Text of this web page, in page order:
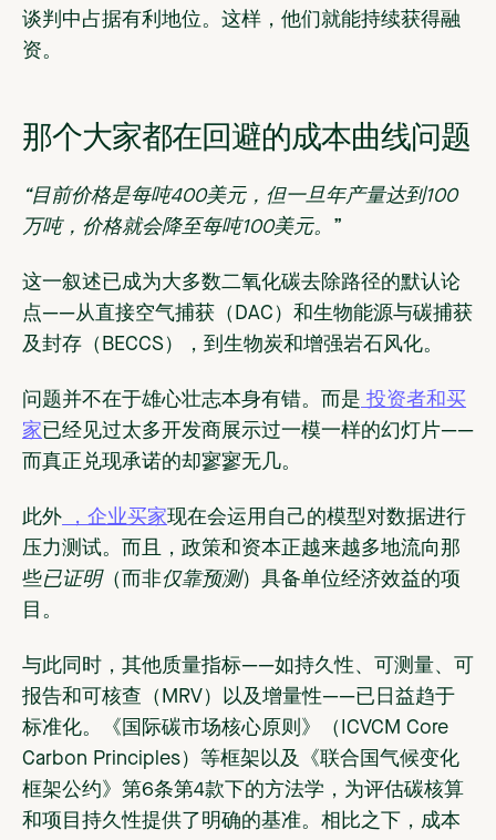
谈判中占据有利地位。这样，他们就能持续获得融
资。
那个大家都在回避的成本曲线问题
“目前价格是每吨400美元，但一旦年产量达到100
万吨，价格就会降至每吨100美元。 ”
这一叙述已成为大多数二氧化碳去除路径的默认论
点——从直接空气捕获（DAC）和生物能源与碳捕获
及封存（BECCS），到生物炭和增强岩石风化。
问题并不在于雄心壮志本身有错。而是 投资者和买
家已经见过太多开发商展示过一模一样的幻灯片——
而真正兑现承诺的却寥寥无几。
此外 ，企业买家现在会运用自己的模型对数据进行
压力测试。而且，政策和资本正越来越多地流向那
些已证明（而非仅靠预测）具备单位经济效益的项
目。
与此同时，其他质量指标——如持久性、可测量、可
报告和可核查（MRV）以及增量性——已日益趋于
标准化。《国际碳市场核心原则》（ICVCM Core
Carbon Principles）等框架以及《联合国气候变化
框架公约》第6条第4款下的方法学，为评估碳核算
和项目持久性提供了明确的基准。相比之下，成本